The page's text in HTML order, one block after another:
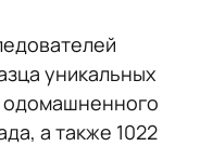
уникальных
одомашненного
а также 1022